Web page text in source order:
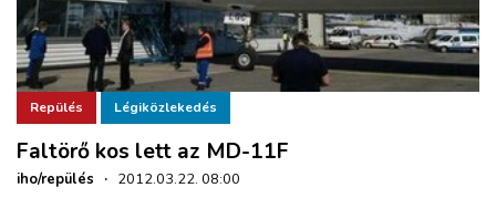
Repülés Légiközlekedés
Faltörő kos lett az MD-11F
iho/repülés · 2012.03.22. 08:00